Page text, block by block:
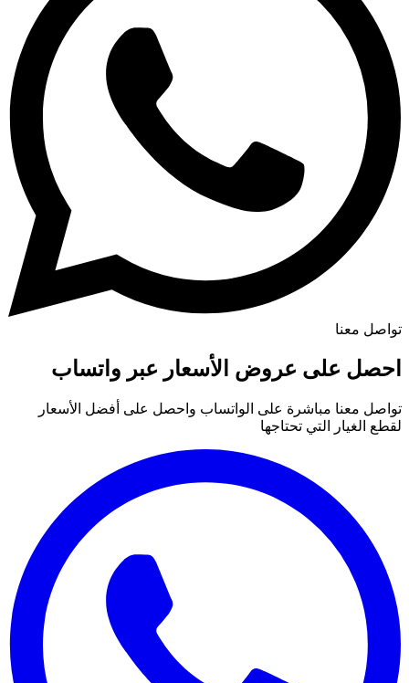
تواصل معنا
احصل على عروض الأسعار عبر واتساب
تواصل معنا مباشرة على الواتساب واحصل على أفضل الأسعار
لقطع الغيار التي تحتاجها